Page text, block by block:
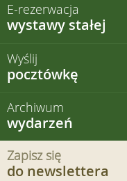
E-rezerwacja
wystawy stałej
Wyślij
pocztówkę
Archiwum
wydarzeń
Zapisz się
do newslettera